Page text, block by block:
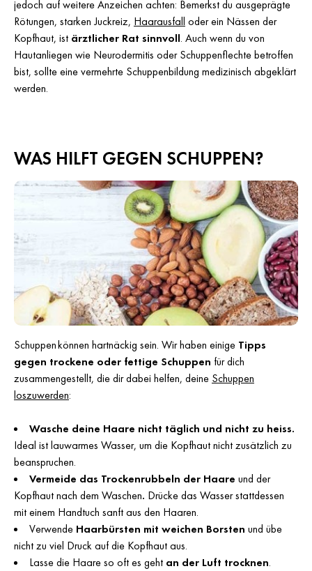
jedoch auf weitere Anzeichen achten: Bemerkst du ausgeprägte
Rötungen, starken Juckreiz, Haarausfall oder ein Nässen der
Kopfhaut, ist ärztlicher Rat sinnvoll. Auch wenn du von
Hautanliegen wie Neurodermitis oder Schuppenflechte betroffen
bist, sollte eine vermehrte Schuppenbildung medizinisch abgeklärt
werden.
WAS HILFT GEGEN SCHUPPEN?
Schuppen können hartnäckig sein. Wir haben einige Tipps
gegen trockene oder fettige Schuppen für dich
zusammengestellt, die dir dabei helfen, deine Schuppen
loszuwerden:
Wasche deine Haare nicht täglich und nicht zu heiss.
Ideal ist lauwarmes Wasser, um die Kopfhaut nicht zusätzlich zu
beanspruchen.
Vermeide das Trockenrubbeln der Haare und der
Kopfhaut nach dem Waschen. Drücke das Wasser stattdessen
mit einem Handtuch sanft aus den Haaren.
Verwende Haarbürsten mit weichen Borsten und übe
nicht zu viel Druck auf die Kopfhaut aus.
Lasse die Haare so oft es geht an der Luft trocknen.